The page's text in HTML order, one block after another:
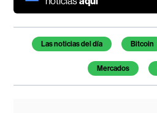
Temas de este artículo
Las noticias del día Bitcoin
Mercados